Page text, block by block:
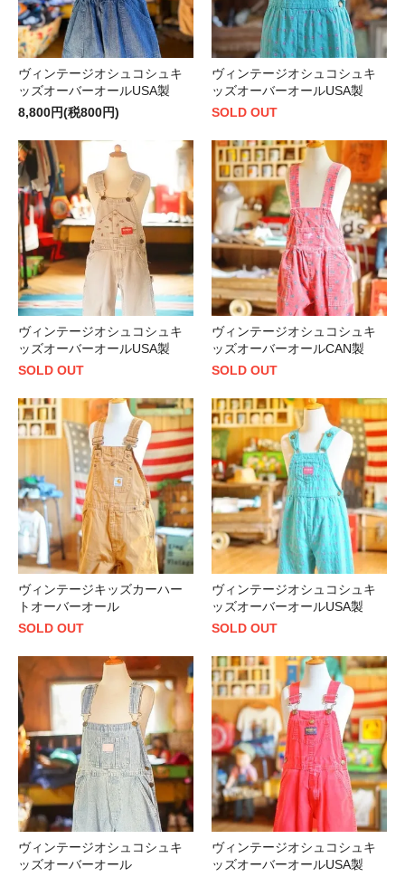
ヴィンテージオシュコシュキ
ッズオーバーオールUSA製
8,800円(税800円)
ヴィンテージオシュコシュキ
ッズオーバーオールUSA製
SOLD OUT
ヴィンテージオシュコシュキ
ッズオーバーオールUSA製
SOLD OUT
ヴィンテージオシュコシュキ
ッズオーバーオールCAN製
SOLD OUT
ヴィンテージキッズカーハー
トオーバーオール
SOLD OUT
ヴィンテージオシュコシュキ
ッズオーバーオールUSA製
SOLD OUT
ヴィンテージオシュコシュキ
ッズオーバーオール
ヴィンテージオシュコシュキ
ッズオーバーオールUSA製